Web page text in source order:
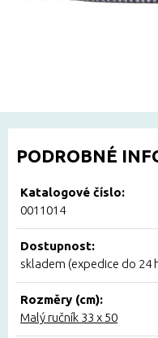
PODROBNÉ
Katalogové číslo:
0011014
Dostupnost:
skladem (expedice do 24
Rozměry (cm):
Malý ručník 33 x 50